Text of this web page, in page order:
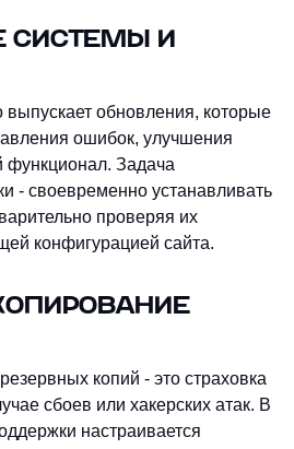
СИСТЕМЫ И
выпускает обновления, которые
ошибок, улучшения
функционал. Задача
- своевременно устанавливать
проверяя их
конфигурацией сайта.
копий - это страховка
сбоев или хакерских атак. В
настраивается